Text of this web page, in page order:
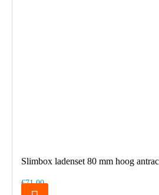
Slimbox ladenset 80 mm hoog
€71,00